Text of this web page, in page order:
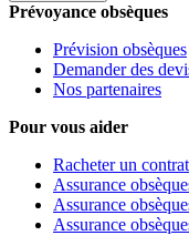
Prévoyance obsèques
Prévision obsèques
Demander des
Nos partenaires
Pour vous aider
Racheter un
Assurance
Assurance
Assurance